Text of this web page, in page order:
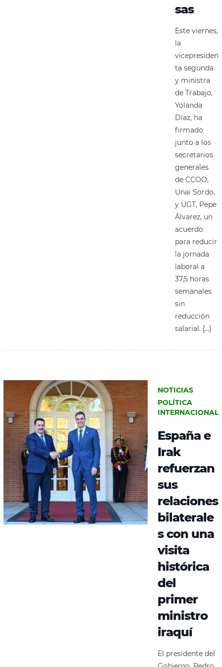
sas
Este viernes,
la
vicepresiden
ta segunda
y ministra
de Trabajo,
Yolanda
Díaz, ha
firmado
junto a los
secretarios
generales
de CCOO,
Unai Sordo,
y UGT, Pepe
Álvarez, un
acuerdo
para reducir
la jornada
laboral a
37,5 horas
semanales
sin
reducción
salarial. […]
NOTICIAS
POLÍTICA
INTERNACIONAL
España e
Irak
refuerzan
sus
relaciones
bilaterale
s con una
visita
histórica
del
primer
ministro
iraquí
El presidente del